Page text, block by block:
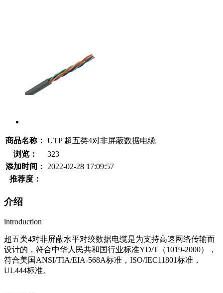
商品名称： UTP 超五类4对非屏蔽数据电缆
浏览：
323
添加时间：
2022-02-28 17:09:57
推荐度：
介绍
introduction
超五类4对非屏蔽水平对绞数据电缆是为支持高速网络传输而
设计的，符合中华人民共和国行业标准YD/T（1019-2000），
符合美国ANSI/TIA/EIA-568A标准，ISO/IEC11801标准，
UL444标准。